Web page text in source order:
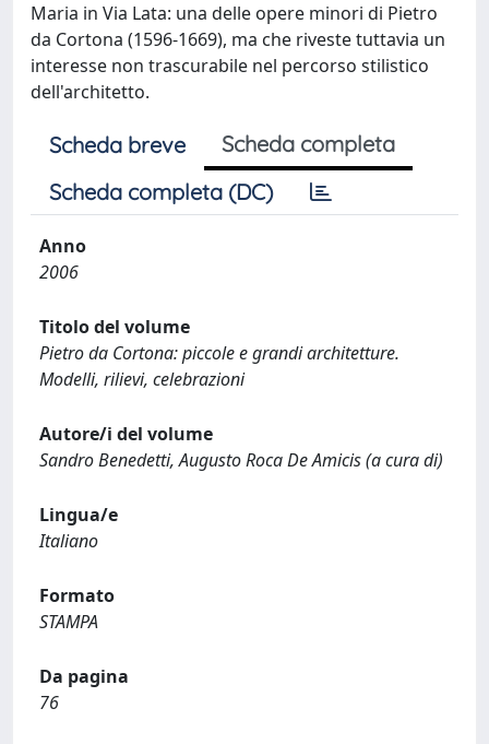
Maria in Via Lata: una delle opere minori di Pietro
da Cortona (1596-1669), ma che riveste tuttavia un
interesse non trascurabile nel percorso stilistico
dell'architetto.
Scheda breve
Scheda completa
Scheda completa (DC)
Anno
2006
Titolo del volume
Pietro da Cortona: piccole e grandi architetture.
Modelli, rilievi, celebrazioni
Autore/i del volume
Sandro Benedetti, Augusto Roca De Amicis (a cura di)
Lingua/e
Italiano
Formato
STAMPA
Da pagina
76